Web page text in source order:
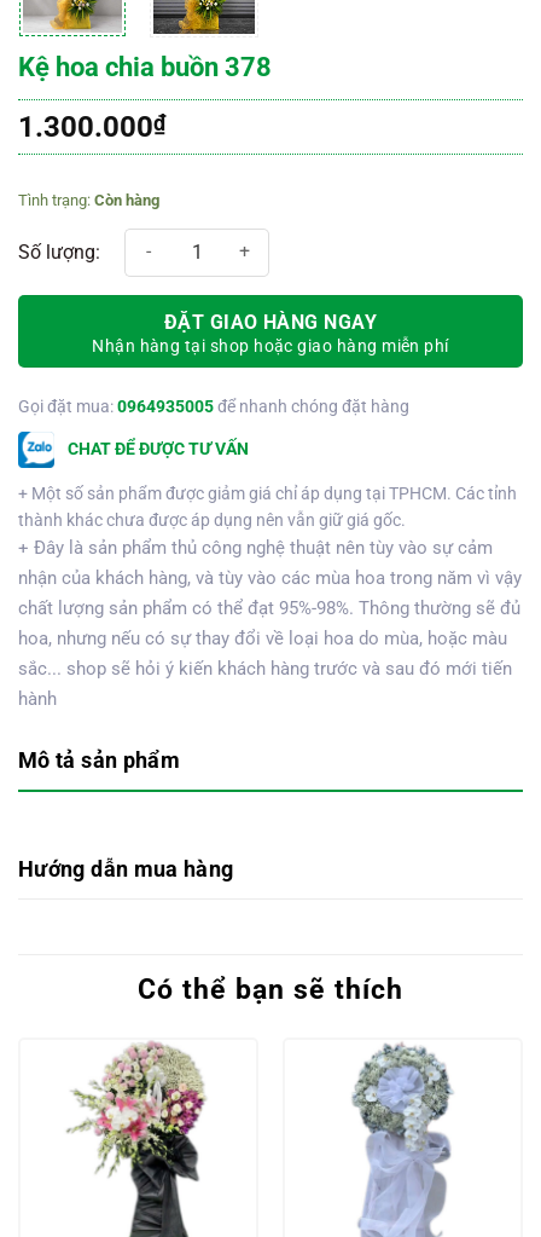
Kệ hoa chia buồn 378
1.300.000₫
Còn hàng
Kệ hoa chia buồn 378 số lượng
ĐẶT GIAO HÀNG NGAY
Nhận hàng tại shop hoặc giao hàng miễn phí
Gọi đặt mua:0964935005để nhanh chóng đặt hàng
CHAT ĐỂ ĐƯỢC TƯ VẤN
+ Một số sản phẩm được giảm giá chỉ áp dụng tại TPHCM. Các tỉnh
thành khác chưa được áp dụng nên vẫn giữ giá gốc.
+ Đây là sản phẩm thủ công nghệ thuật nên tùy vào sự cảm
nhận của khách hàng, và tùy vào các mùa hoa trong năm vì vậy
chất lượng sản phẩm có thể đạt 95%-98%. Thông thường sẽ đủ
hoa, nhưng nếu có sự thay đổi về loại hoa do mùa, hoặc màu
sắc... shop sẽ hỏi ý kiến khách hàng trước và sau đó mới tiến
hành
Mô tả sản phẩm
Hướng dẫn mua hàng
Có thể bạn sẽ thích